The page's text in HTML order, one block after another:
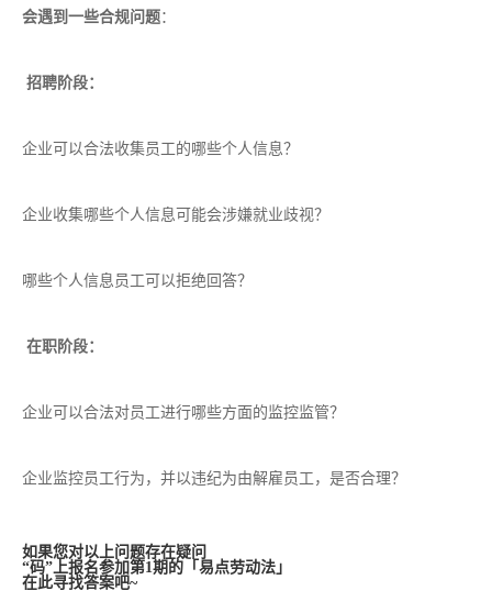
会遇到一些合规问题：
招聘阶段：
企业可以合法收集员工的哪些个人信息？
企业收集哪些个人信息可能会涉嫌就业歧视？
哪些个人信息员工可以拒绝回答？
在职阶段：
企业可以合法对员工进行哪些方面的监控监管？
企业监控员工行为，并以违纪为由解雇员工，是否合理？
如果您对以上问题存在疑问
“码”上报名参加第1期的「易点劳动法」
在此寻找答案吧~